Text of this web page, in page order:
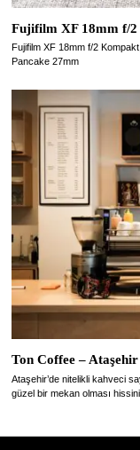
Fujifilm XF 18mm f/2
Fujifilm XF 18mm f/2
Pancake 27mm
Ton Coffee – Ataşehir
Ataşehir’de nitelikli kahveci
güzel bir mekan olması hissini